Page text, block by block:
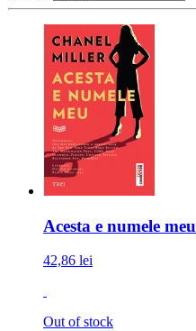
Acesta e numele meu
42,86 lei
Out of stock